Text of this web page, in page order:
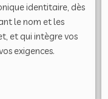
identitaire, dès
le nom et les
et qui intègre vos
exigences.